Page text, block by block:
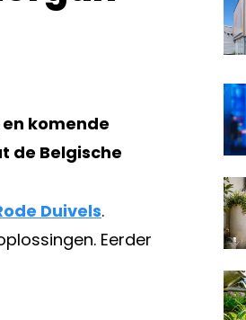
komende
de Belgische
Duivels.
Eerder